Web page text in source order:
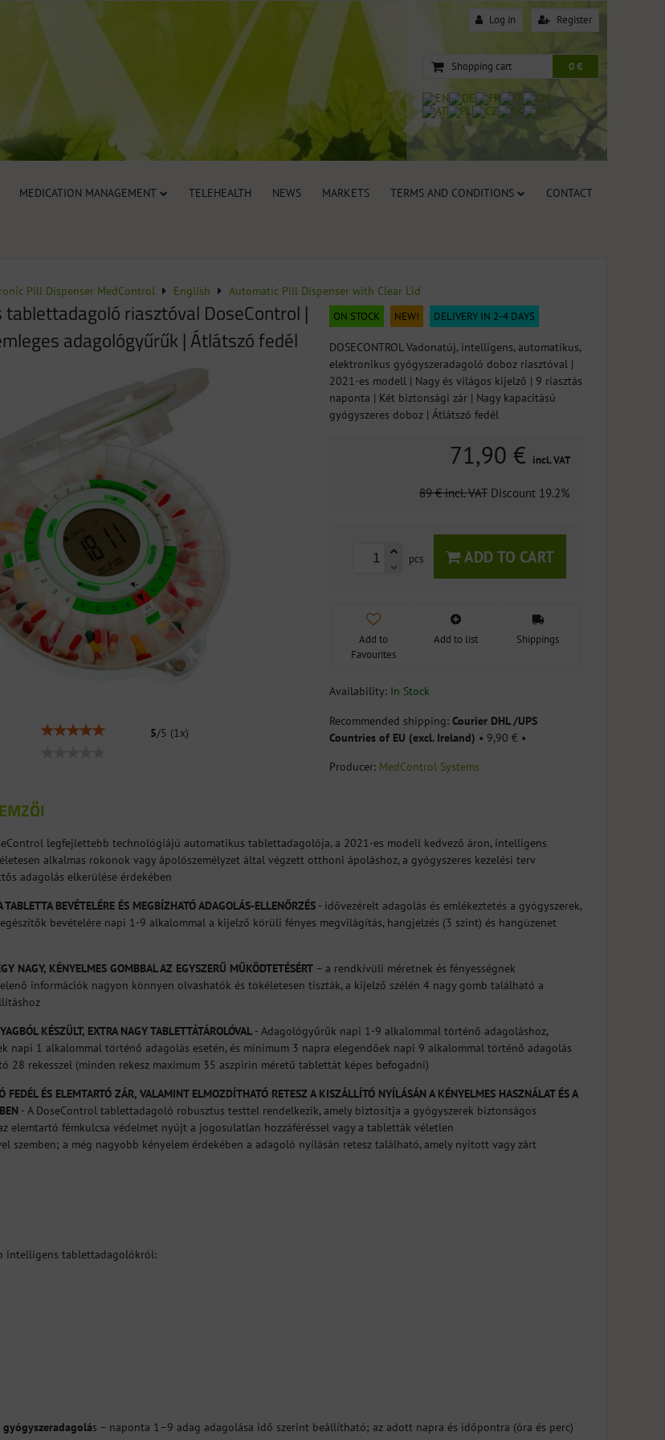
Log in Register
Shopping cart 0 €
MEDICATION MANAGEMENT TELEHEALTH NEWS MARKETS TERMS AND CONDITIONS CONTACT
Pill Dispenser MedControl English Automatic Pill Dispenser with Clear Lid
riasztóval DoseControl |
adagológyűrűk | Átlátszó fedél
5/5 (1x)
ON STOCK NEW! DELIVERY IN 2-4 DAYS
DOSECONTROL Vadonatúj, intelligens, automatikus,
elektronikus gyógyszeradagoló doboz riasztóval |
2021-es modell | Nagy és világos kijelző | 9 riasztás
naponta | Két biztonsági zár | Nagy kapacitású
gyógyszeres doboz | Átlátszó fedél
71,90 € incl. VAT
89 € incl. VAT Discount 19.2%
pcs ADD TO CART
Add to
Favourites
Add to list Shippings
Availability: In Stock
Courier DHL /UPS
Countries of EU (excl. Ireland) • 9,90 € •
Producer: MedControl Systems
legfejlettebb technológiájú automatikus tablettadagolója, a 2021-es modell kedvező áron, intelligens
alkalmas rokonok vagy ápolószemélyzet által végzett otthoni ápoláshoz, a gyógyszeres kezelési terv
adagolás elkerülése érdekében
BEVÉTELÉRE ÉS MEGBÍZHATÓ ADAGOLÁS-ELLENŐRZÉS - idővezérelt adagolás és emlékeztetés a gyógyszerek,
bevételére napi 1-9 alkalommal a kijelző körüli fényes megvilágítás, hangjelzés (3 szint) és hangüzenet
NAGY, KÉNYELMES GOMBBAL AZ EGYSZERŰ MŰKÖDTETÉSÉRT – a rendkívüli méretnek és fényességnek
információk nagyon könnyen olvashatók és tökéletesen tiszták, a kijelző szélén 4 nagy gomb található a
KÉSZÜLT, EXTRA NAGY TABLETTÁTÁROLÓVAL - Adagológyűrűk napi 1-9 alkalommal történő adagoláshoz,
napi 1 alkalommal történő adagolás esetén, és minimum 3 napra elegendőek napi 9 alkalommal történő adagolás
28 rekesszel (minden rekesz maximum 35 aszpirin méretű tablettát képes befogadni)
FEDÉL ÉS ELEMTARTÓ ZÁR, VALAMINT ELMOZDÍTHATÓ RETESZ A KISZÁLLÍTÓ NYÍLÁSÁN A KÉNYELMES HASZNÁLAT ÉS A
- A DoseControl tablettadagoló robusztus testtel rendelkezik, amely biztosítja a gyógyszerek biztonságos
elemtartó fémkulcsa védelmet nyújt a jogosulatlan hozzáféréssel vagy a tabletták véletlen
szemben; a még nagyobb kényelem érdekében a adagoló nyílásán retesz található, amely nyitott vagy zárt
intelligens tablettadagolókról:
s – naponta 1–9 adag adagolása idő szerint beállítható; az adott napra és időpontra (óra és perc)